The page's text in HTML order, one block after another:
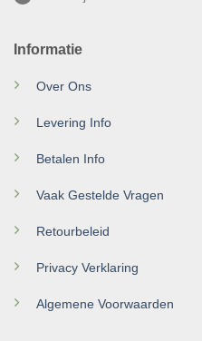
Informatie
Over Ons
Levering Info
Betalen Info
Vaak Gestelde Vragen
Retourbeleid
Privacy Verklaring
Algemene Voorwaarden